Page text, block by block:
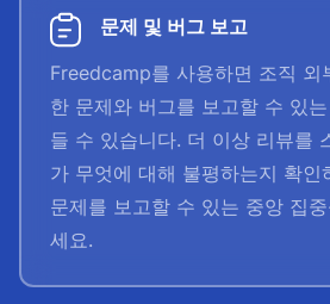
문제 및 버그 보고
Freedcamp를 사용하면 조직 외
한 문제와 버그를 보고할 수 있
들 수 있습니다. 더 이상 리뷰를
가 무엇에 대해 불평하는지 확인
문제를 보고할 수 있는 중앙 집
세요.